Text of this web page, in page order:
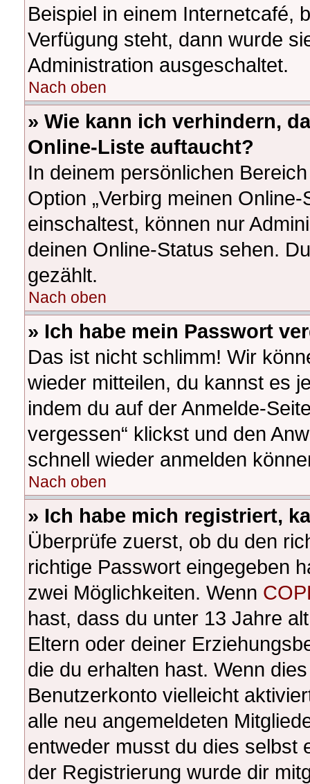
Beispiel in einem Internetcafé,
Verfügung steht, dann wurde
Administration ausgeschaltet.
Nach oben
» Wie kann ich verhindern,
Online-Liste auftaucht?
In deinem persönlichen
Option „Verbirg meinen
einschaltest, können nur
deinen Online-Status sehen.
gezählt.
Nach oben
» Ich habe mein Passwort
Das ist nicht schlimm! Wir
wieder mitteilen, du kannst es
indem du auf der Anmelde-
vergessen“ klickst und den
schnell wieder anmelden
Nach oben
» Ich habe mich registriert,
Überprüfe zuerst, ob du den
richtige Passwort eingegeben
zwei Möglichkeiten. Wenn
hast, dass du unter 13 Jahre
Eltern oder deiner
die du erhalten hast. Wenn
Benutzerkonto vielleicht
alle neu angemeldeten
entweder musst du dies selbst
der Registrierung wurde dir